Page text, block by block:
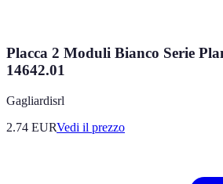
Placca 2 Moduli Bianco Serie
14642.01
Gagliardisrl
2.74 EURVedi il prezzo